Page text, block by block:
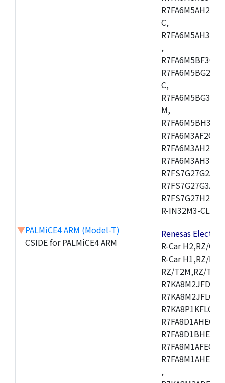
C,
,
C,
M,
R-IN32M3-CL,R-
▼PALMiCE4 ARM (Model-T)
CSIDE for PALMiCE4 ARM
Renesas
R-Car H2,RZ/
R-Car H1,RZ/
RZ/T2M,RZ/
,